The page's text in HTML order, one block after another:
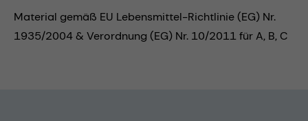
Material gemäß EU Lebensmittel-Richtlinie (EG) Nr.
1935/2004 & Verordnung (EG) Nr. 10/2011 für A, B, C